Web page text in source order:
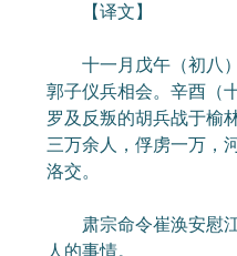
【译文】
十一月戊午（初八）
郭子仪兵相会。辛酉（
罗及反叛的胡兵战于榆
三万余人，俘虏一万，
洛交。
肃宗命令崔涣安慰江
人的事情。